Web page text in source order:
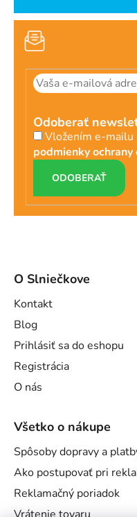
Odoberať
Vložením e-mailu
podmienky ochrany
SA
O Slniečkove
Kontakt
Blog
Prihlásiť sa do eshopu
Registrácia
O nás
Všetko o nákupe
Spôsoby dopravy a
Ako postupovať pri
Reklamačný poriadok